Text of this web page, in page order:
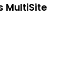
MultiSite